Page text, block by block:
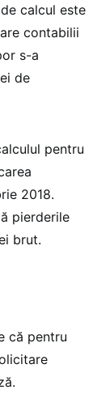
calcul este
contabilii
s-a
de
pentru
2018.
pierderile
brut.
că pentru